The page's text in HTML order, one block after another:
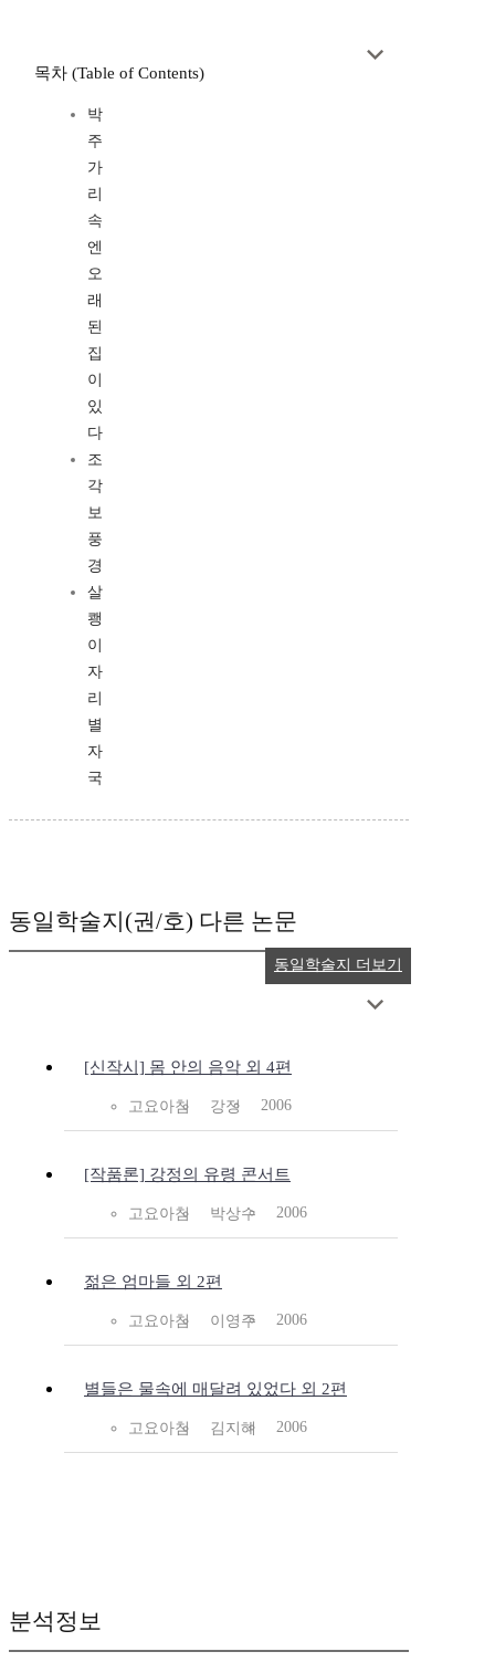
목차 (Table of Contents)
박
주
가
리
속
엔
오
래
된
집
이
있
다
조
각
보
풍
경
살
쾡
이
자
리
별
자
국
동일학술지(권/호) 다른 논문
[신작시] 몸 안의 음악 외 4편
고요아침 강정 2006
[작품론] 강정의 유령 콘서트
고요아침 박상수 2006
젊은 엄마들 외 2편
고요아침 이영주 2006
별들은 물속에 매달려 있었다 외 2편
고요아침 김지혜 2006
동일학술지 더보기
분석정보